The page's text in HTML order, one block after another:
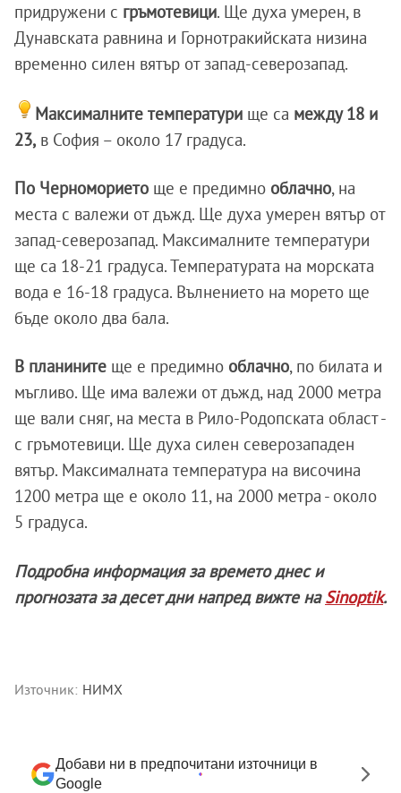
придружени с гръмотевици. Ще духа умерен, в
Дунавската равнина и Горнотракийската низина
временно силен вятър от запад-северозапад.
Максималните температури ще са между 18 и
23, в София – около 17 градуса.
По Черноморието ще е предимно облачно, на
места с валежи от дъжд. Ще духа умерен вятър от
запад-северозапад. Максималните температури
ще са 18-21 градуса. Температурата на морската
вода е 16-18 градуса. Вълнението на морето ще
бъде около два бала.
В планините ще е предимно облачно, по билата и
мъгливо. Ще има валежи от дъжд, над 2000 метра
ще вали сняг, на места в Рило-Родопската област -
с гръмотевици. Ще духа силен северозападен
вятър. Максималната температура на височина
1200 метра ще е около 11, на 2000 метра - около
5 градуса.
Подробна информация за времето днес и
прогнозата за десет дни напред вижте наSinoptik.
Източник: НИМХ
Добави ни в предпочитани източници в
Google